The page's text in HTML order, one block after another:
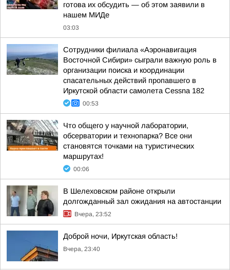
готова их обсудить — об этом заявили в
нашем МИДе
03:03
Сотрудники филиала «Аэронавигация
Восточной Сибири» сыграли важную роль в
организации поиска и координации
спасательных действий пропавшего в
Иркутской области самолета Cessna 182
00:53
Что общего у научной лаборатории,
обсерватории и технопарка? Все они
становятся точками на туристических
маршрутах!
00:06
В Шелеховском районе открыли
долгожданный зал ожидания на автостанции
Вчера, 23:52
Доброй ночи, Иркутская область!
Вчера, 23:40